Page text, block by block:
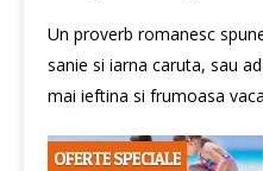
Un proverb romanesc
sanie si iarna caruta, sau
mai ieftina si frumoasa
OFERTE SPECIALE